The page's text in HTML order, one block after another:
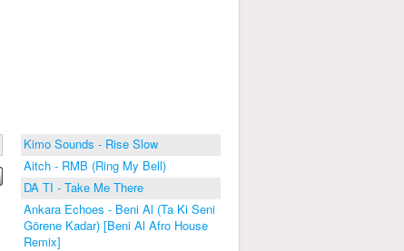
Kimo Sounds - Rise Slow
Aitch - RMB (Ring My Bell)
DA TI - Take Me There
Ankara Echoes - Beni Al (Ta Ki Seni
Görene Kadar) [Beni Al Afro House
Remix]